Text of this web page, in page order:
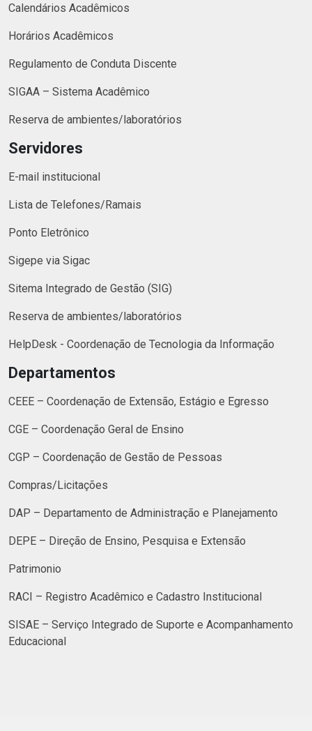
Calendários Acadêmicos
Horários Acadêmicos
Regulamento de Conduta Discente
SIGAA – Sistema Acadêmico
Reserva de ambientes/laboratórios
Servidores
E-mail institucional
Lista de Telefones/Ramais
Ponto Eletrônico
Sigepe via Sigac
Sitema Integrado de Gestão (SIG)
Reserva de ambientes/laboratórios
HelpDesk - Coordenação de Tecnologia da Informação
Departamentos
CEEE – Coordenação de Extensão, Estágio e Egresso
CGE – Coordenação Geral de Ensino
CGP – Coordenação de Gestão de Pessoas
Compras/Licitações
DAP – Departamento de Administração e Planejamento
DEPE – Direção de Ensino, Pesquisa e Extensão
Patrimonio
RACI – Registro Acadêmico e Cadastro Institucional
SISAE – Serviço Integrado de Suporte e Acompanhamento
Educacional